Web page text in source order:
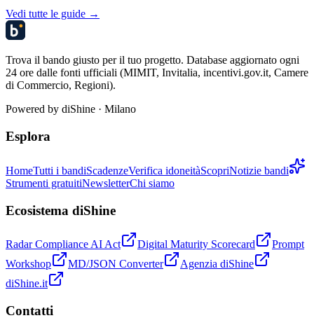
Vedi tutte le guide →
Trova il bando giusto per il tuo progetto. Database aggiornato ogni
24 ore dalle fonti ufficiali (MIMIT, Invitalia, incentivi.gov.it, Camere
di Commercio, Regioni).
Powered by diShine · Milano
Esplora
HomeTutti i bandiScadenzeVerifica idoneitàScopriNotizie bandi
Strumenti gratuitiNewsletterChi siamo
Ecosistema diShine
Radar Compliance AI Act Digital Maturity Scorecard
Prompt
Workshop
MD/JSON Converter
Agenzia diShine
diShine.it
Contatti